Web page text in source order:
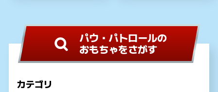
パウ・パトロールの
おもちゃをさがす
カテゴリ